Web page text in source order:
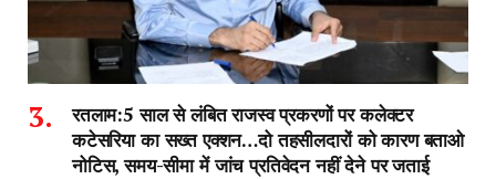
रतलाम:5 साल से लंबित राजस्व प्रकरणों पर कलेक्टर
कटेसरिया का सख्त एक्शन…दो तहसीलदारों को कारण बताओ
नोटिस, समय-सीमा में जांच प्रतिवेदन नहीं देने पर जताई